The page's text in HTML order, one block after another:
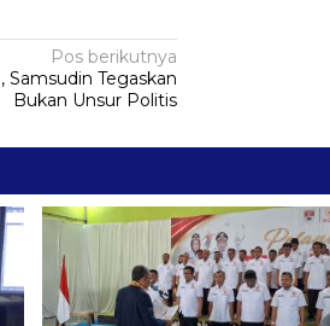
Pos berikutnya
Samsudin Tegaskan
Bukan Unsur Politis